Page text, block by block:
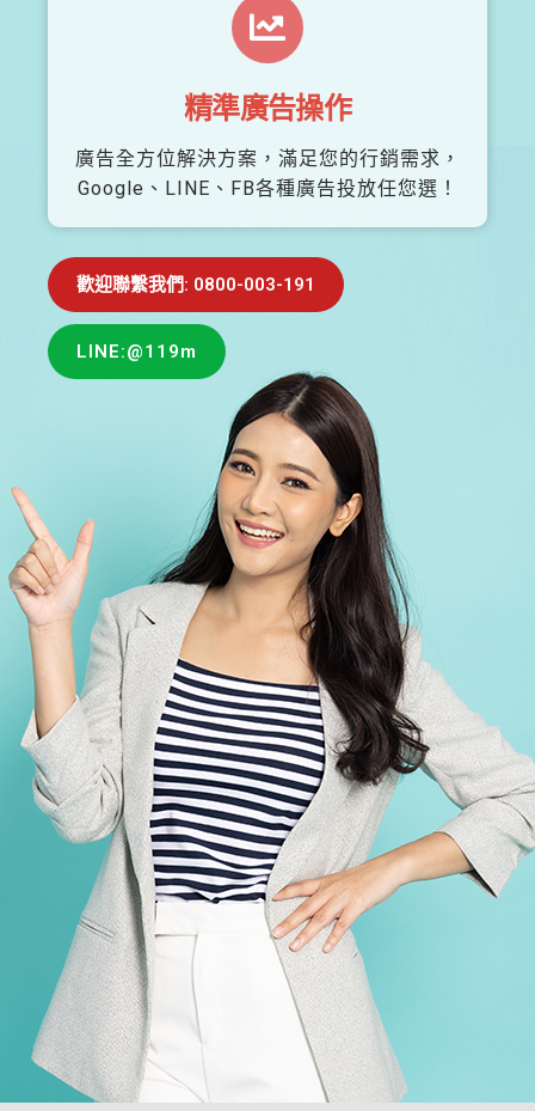
精準廣告操作
廣告全方位解決方案，滿足您的行銷需求，
Google、LINE、FB各種廣告投放任您選！
歡迎聯繫我們: 0800-003-191
LINE:@119m